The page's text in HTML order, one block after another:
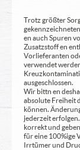
Trotz größter
en auch Spuren
Zusatzstoff en
Vorlieferanten
verwendet
ausgeschlossen.
Wir bittn en
absolute Freiheit
können.
jederzeit
korrekt und
für eine 100%ige
Irrtümer und